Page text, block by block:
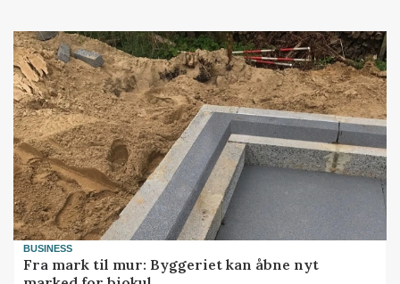
BUSINESS
Fra mark til mur: Byggeriet kan åbne nyt